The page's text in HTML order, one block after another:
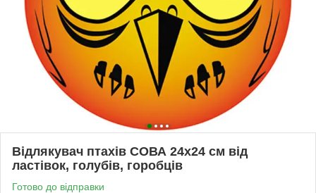
Відлякувач птахів СОВА 24х24 см від
ластівок, голубів, горобців
Готово до відправки